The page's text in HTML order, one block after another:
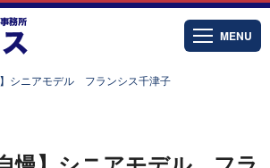
MENU
】シニアモデル フランシス千津子